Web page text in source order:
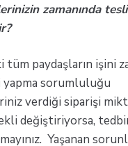
zamanında
paydaşların işini
sorumluluğu
verdiği siparişi
değiştiriyorsa,
Yaşanan